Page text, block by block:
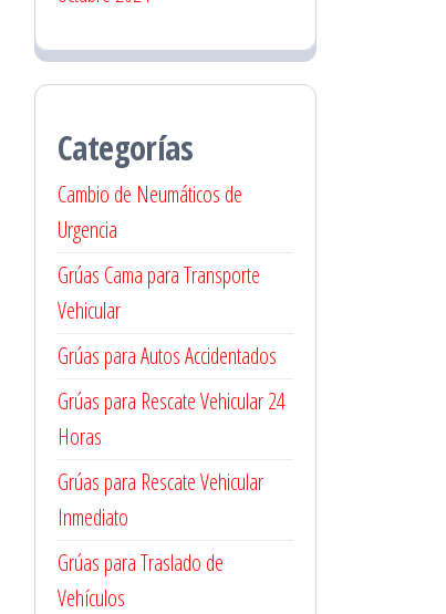
Categorías
Cambio de Neumáticos de
Urgencia
Grúas Cama para Transporte
Vehicular
Grúas para Autos Accidentados
Grúas para Rescate Vehicular 24
Horas
Grúas para Rescate Vehicular
Inmediato
Grúas para Traslado de
Vehículos